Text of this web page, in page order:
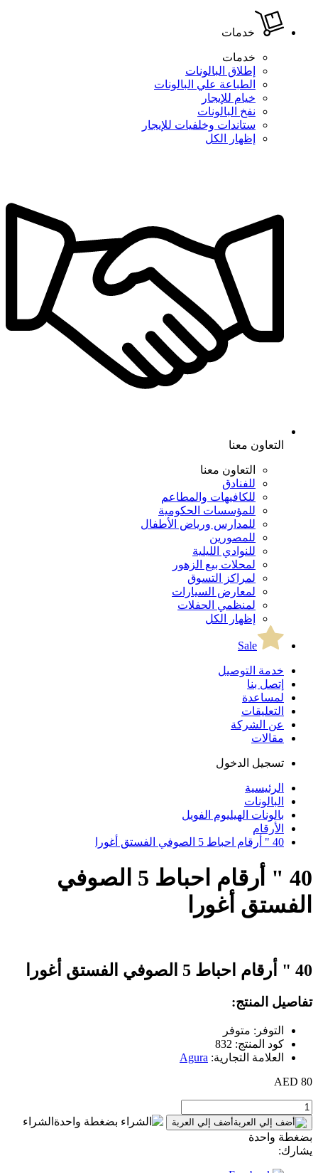
خدمات
خدمات
إطلاق البالونات
الطباعة علي البالونات
خيام للإيجار
نفخ البالونات
ستاندات وخلفيات للإيجار
إظهار الكل
التعاون معنا
التعاون معنا
للفنادق
للكافيهات والمطاعم
للمؤسسات الحكومية
للمدارس ورياض الأطفال
للمصورين
للنوادي الليلية
لمحلات بيع الزهور
لمراكز التسوق
لمعارض السيارات
لمنظمي الحفلات
إظهار الكل
Sale
خدمة التوصيل
إتصل بنا
لمساعدة
التعليقات
عن الشركة
مقالات
تسجيل الدخول
الرئيسية
البالونات
بالونات الهيليوم الفويل
الأرقام
40 " أرقام احباط 5 الصوفي الفستق أغورا
40 " أرقام احباط 5 الصوفي
الفستق أغورا
40 " أرقام احباط 5 الصوفي الفستق أغورا
تفاصيل المنتج:
التوفر: متوفر
كود المنتج: 832
العلامة التجارية: Agura
80 AED
أضف إلي العربة
الشراء
بضغطة واحدة
يشارك: